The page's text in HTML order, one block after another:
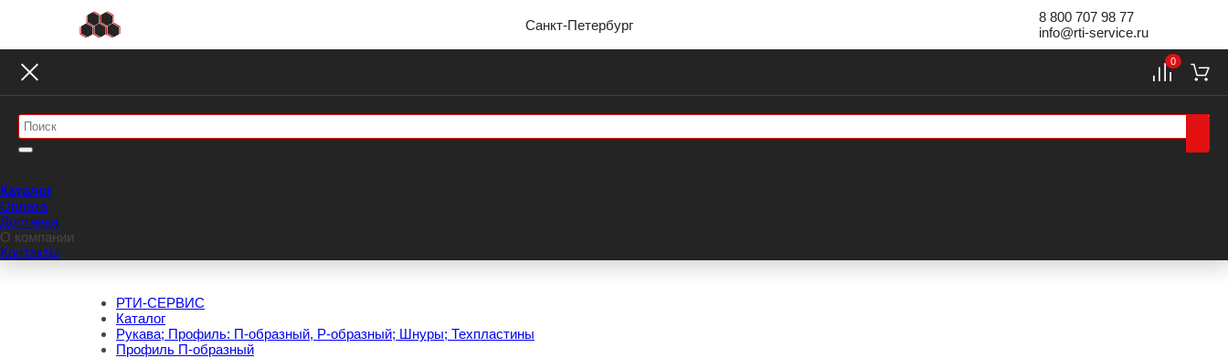
Санкт-Петербург
8 800 707 98 77
info@rti-service.ru
Каталог
Оплата
Доставка
О компании
Контакты
0
РТИ-СЕРВИС
Каталог
Рукава; Профиль: П-образный, Р-образный; Шнуры; Техпластины
Профиль П-образный